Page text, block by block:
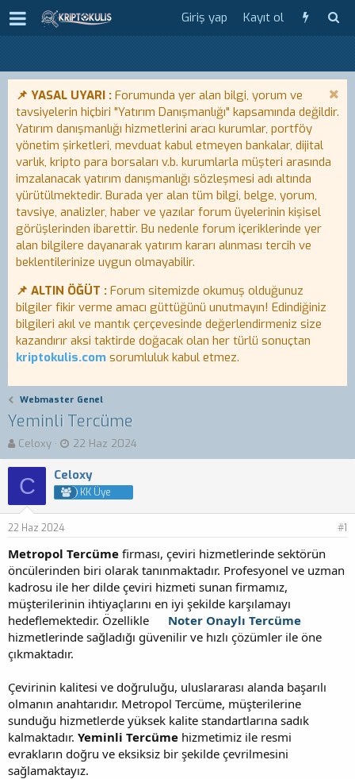
Giriş yap Kayıt ol
📌 YASAL UYARI : Forumunda yer alan bilgi, yorum ve
tavsiyelerin hiçbiri "Yatırım Danışmanlığı" kapsamında değildir.
Yatırım danışmanlığı hizmetlerini aracı kurumlar, portföy
yönetim şirketleri, mevduat kabul etmeyen bankalar, dijital
varlık, kripto para borsaları v.b. kurumlarla müşteri arasında
imzalanacak yatırım danışmanlığı sözleşmesi adı altında
yürütülmektedir. Burada yer alan tüm bilgi, belge, yorum,
tavsiye, analizler, haber ve yazılar forum üyelerinin kişisel
görüşlerinden ibarettir. Bu nedenle forum içeriklerinde yer
alan bilgilere dayanarak yatırım kararı alınması tercih ve
beklentilerinize uygun olmayabilir.
📌 ALTIN ÖĞÜT : Forum sitemizde okumuş olduğunuz
bilgiler fikir verme amacı güttüğünü unutmayın! Edindiğiniz
bilgileri akıl ve mantık çerçevesinde değerlendirmeniz size
kazandırır aksi taktirde doğacak olan her türlü sonuçtan
kriptokulis.com sorumluluk kabul etmez.
Webmaster Genel
Yeminli Tercüme
K
o
n
b
y
u
a
ş
l
a
a
n
Celoxy
B
a
ş
l
a
n
ç
t
a
r
i
h
i
22 Haz 2024
C Celoxy
KK Üye
22 Haz 2024 #1
Metropol Tercüme firması, çeviri hizmetlerinde sektörün
öncülerinden biri olarak tanınmaktadır. Profesyonel ve uzman
kadrosu ile her dilde çeviri hizmeti sunan firmamız,
müşterilerinin ihtiyaçlarını en iyi şekilde karşılamayı
hedeflemektedir. Özellikle
Noter Onaylı Tercüme
hizmetlerinde sağladığı güvenilir ve hızlı çözümler ile öne
çıkmaktadır.
Çevirinin kalitesi ve doğruluğu, uluslararası alanda başarılı
olmanın anahtarıdır. Metropol Tercüme, müşterilerine
sunduğu hizmetlerde yüksek kalite standartlarına sadık
kalmaktadır. Yeminli Tercüme hizmetimiz ile resmi
evrakların doğru ve eksiksiz bir şekilde çevrilmesini
sağlamaktayız.